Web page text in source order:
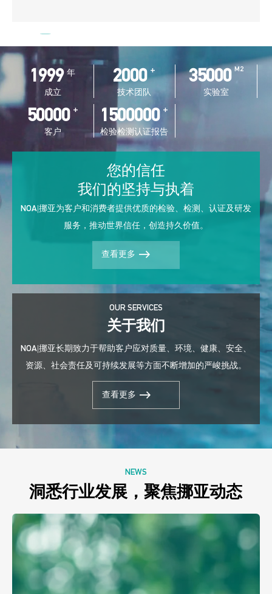
1999 年
成立
2000 +
技术团队
35000 M2
实验室
50000 +
客户
1500000 +
检验检测认证报告
您的信任
我们的坚持与执着
NOA|挪亚为客户和消费者提供优质的检验、检测、认证及研发
服务，推动世界信任，创造持久价值。
查看更多
OUR SERVICES
关于我们
NOA|挪亚长期致力于帮助客户应对质量、环境、健康、安全、
资源、社会责任及可持续发展等方面不断增加的严峻挑战。
查看更多
NEWS
洞悉行业发展，聚焦挪亚动态